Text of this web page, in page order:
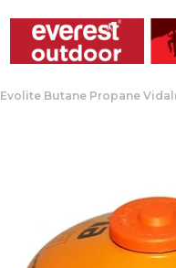
Evolite Butane Propane